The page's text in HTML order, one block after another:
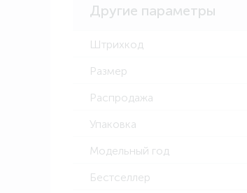
Другие параметры
Штрихкод
Размер
Распродажа
Упаковка
Модельный год
Бестселлер